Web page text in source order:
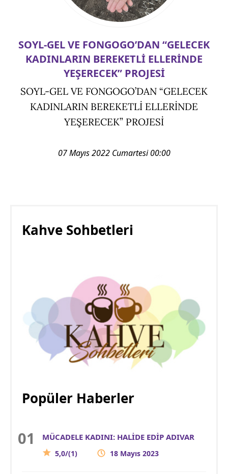
SOYL-GEL VE FONGOGO’DAN “GELECEK
KADINLARIN BEREKETLİ ELLERİNDE
YEŞERECEK” PROJESİ
SOYL-GEL VE FONGOGO’DAN “GELECEK
KADINLARIN BEREKETLİ ELLERİNDE
YEŞERECEK” PROJESİ
07 Mayıs 2022 Cumartesi 00:00
Kahve Sohbetleri
Popüler Haberler
MÜCADELE KADINI: HALİDE EDİP ADIVAR
5,0/(1) 18 Mayıs 2023